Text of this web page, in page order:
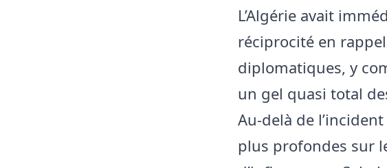
L’Algérie avait
réciprocité en
diplomatiques, y
un gel quasi total
Au-delà de
plus profondes sur